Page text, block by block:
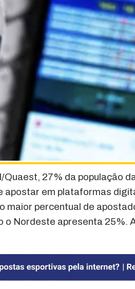
Quaest, 27% da população
em plataformas
maior percentual de
Nordeste apresenta 25%.